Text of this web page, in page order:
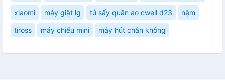
xiaomi máy giặt lg tủ sấy quần áo cwell d23 nệm
tiross máy chiếu mini máy hút chân không